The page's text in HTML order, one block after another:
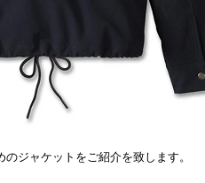
ジャケットをご紹介を致します。